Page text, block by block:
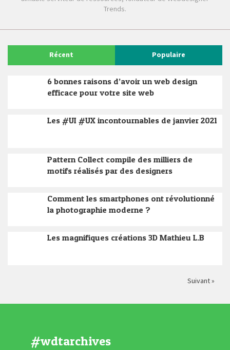
Trends.
Récent Populaire
6 bonnes raisons d’avoir un web design
efficace pour votre site web
Les #UI #UX incontournables de janvier 2021
Pattern Collect compile des milliers de
motifs réalisés par des designers
Comment les smartphones ont révolutionné
la photographie moderne ?
Les magnifiques créations 3D Mathieu L.B
Suivant »
#wdtarchives